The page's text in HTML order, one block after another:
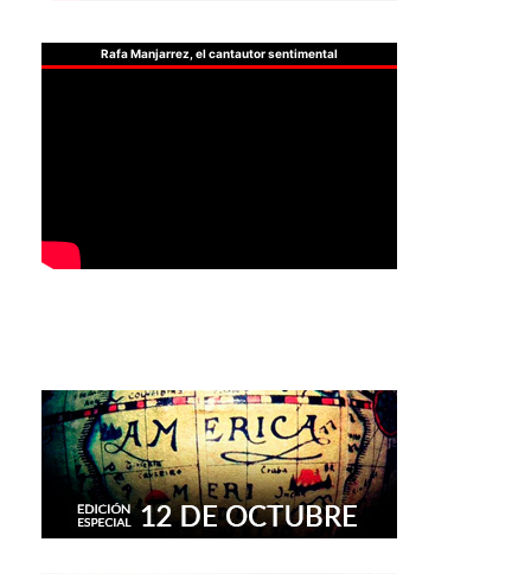
Rafa Manjarrez, el cantautor sentimental